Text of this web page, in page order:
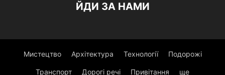
ЙДИ ЗА НАМИ
Мистецтво Архітектура Технології Подорожі
Транспорт Дорогі речі Привітання ще